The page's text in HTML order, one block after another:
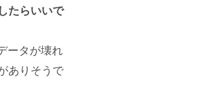
たらいいで
ータが壊れ
ありそうで